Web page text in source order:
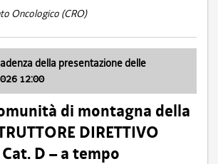
Oncologico (CRO)
della presentazione delle
12:00
di montagna della
DIRETTIVO
D – a tempo